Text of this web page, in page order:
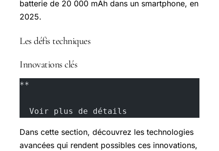
batterie de 20 000 mAh dans un smartphone, en
2025.
Les défis techniques
Innovations clés
**
  Voir plus de détails
Dans cette section, découvrez les technologies
avancées qui rendent possibles ces innovations,